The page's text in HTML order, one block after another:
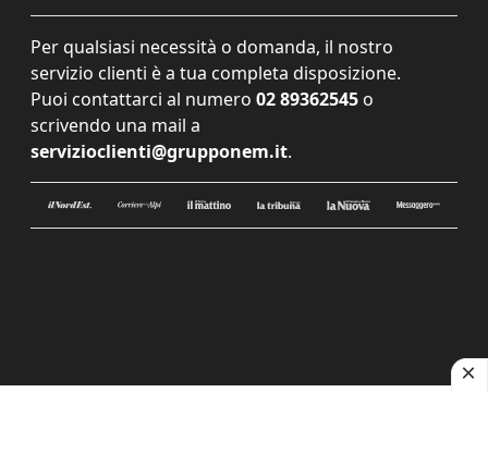
Per qualsiasi necessità o domanda, il nostro
servizio clienti è a tua completa disposizione.
Puoi contattarci al numero 02 89362545 o
scrivendo una mail a
servizioclienti@grupponem.it.